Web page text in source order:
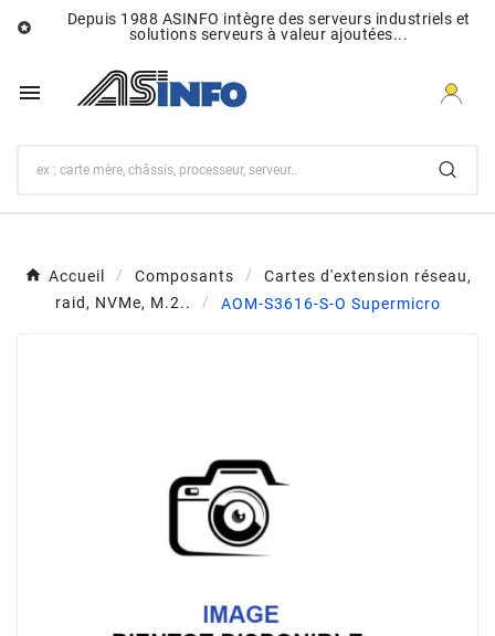

Depuis 1988 ASINFO intègre des serveurs industriels et
solutions serveurs à valeur ajoutées...

Accueil Composants
Cartes d'extension réseau,
raid, NVMe, M.2..
AOM-S3616-S-O Supermicro